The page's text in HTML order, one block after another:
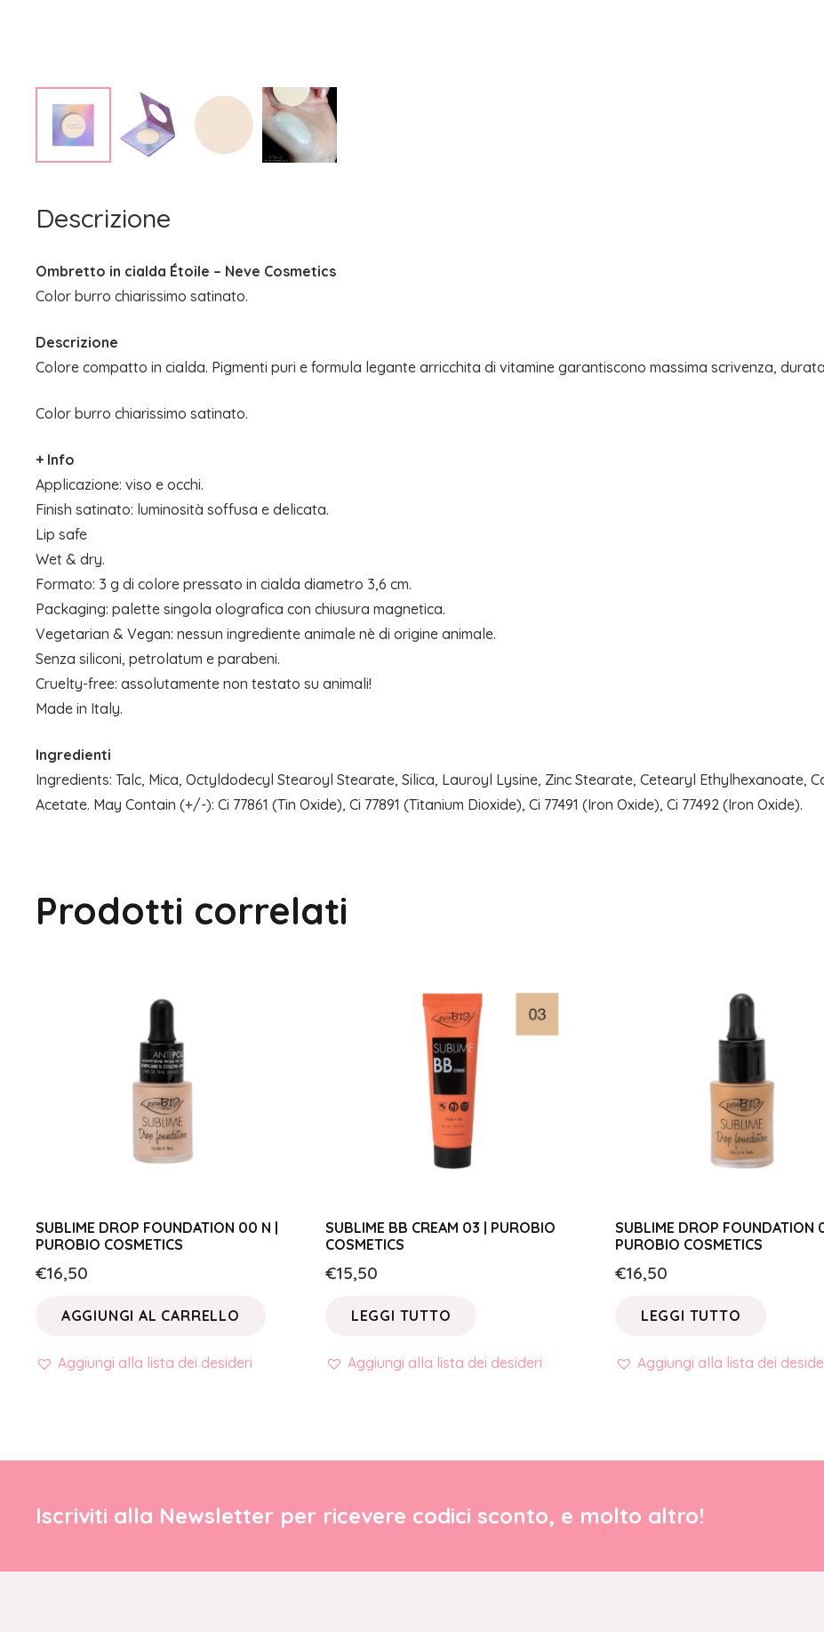
Descrizione
Ombretto in cialda Étoile – Neve Cosmetics
Color burro chiarissimo satinato.
Descrizione
Colore compatto in cialda. Pigmenti puri e formula legante arricchita di vitamine garantiscono massima scrivenza,
Color burro chiarissimo satinato.
+ Info
Applicazione: viso e occhi.
Finish satinato: luminosità soffusa e delicata.
Lip safe
Wet & dry.
Formato: 3 g di colore pressato in cialda diametro 3,6 cm.
Packaging: palette singola olografica con chiusura magnetica.
Vegetarian & Vegan: nessun ingrediente animale nè di origine animale.
Senza siliconi, petrolatum e parabeni.
Cruelty-free: assolutamente non testato su animali!
Made in Italy.
Ingredienti
Ingredients: Talc, Mica, Octyldodecyl Stearoyl Stearate, Silica, Lauroyl Lysine, Zinc Stearate, Cetearyl Ethylhexanoate,
Acetate. May Contain (+/-): Ci 77861 (Tin Oxide), Ci 77891 (Titanium Dioxide), Ci 77491 (Iron Oxide), Ci 77492 (Iron Oxide).
Prodotti correlati
SUBLIME DROP FOUNDATION 00 N |
PUROBIO COSMETICS
€16,50
AGGIUNGI AL CARRELLO
Aggiungi alla lista dei desideri
SUBLIME BB CREAM 03 | PUROBIO
COSMETICS
€15,50
LEGGI TUTTO
Aggiungi alla lista dei desideri
SUBLIME DROP FOUNDATION
PUROBIO COSMETICS
€16,50
LEGGI TUTTO
Aggiungi alla lista dei
Iscriviti alla Newsletter per ricevere codici sconto, e molto altro!